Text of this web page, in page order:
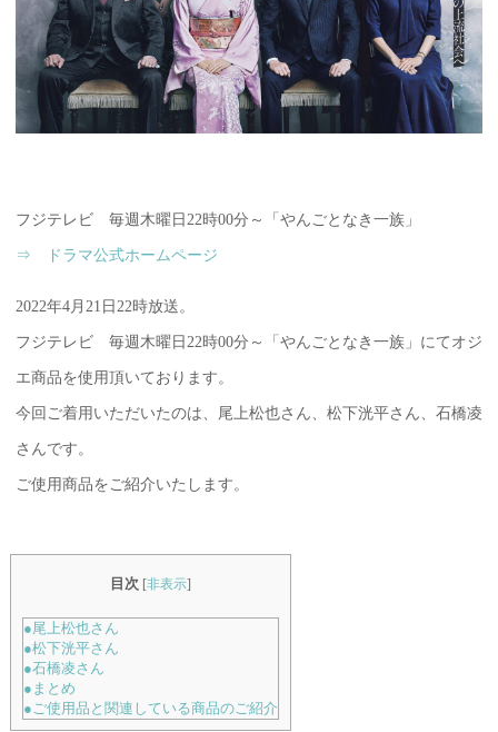
フジテレビ 毎週木曜日22時00分～「やんごとなき一族」
⇒ ドラマ公式ホームページ
2022年4月21日22時放送。
フジテレビ 毎週木曜日22時00分～「やんごとなき一族」にてオジ
エ商品を使用頂いております。
今回ご着用いただいたのは、尾上松也さん、松下洸平さん、石橋凌
さんです。
ご使用商品をご紹介いたします。
目次 [非表示]
●尾上松也さん
●松下洸平さん
●石橋凌さん
●まとめ
●ご使用品と関連している商品のご紹介